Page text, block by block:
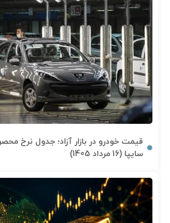
قیمت خودرو در بازار آزاد؛ جدول نرخ
سایپا (16 مرداد 1405)